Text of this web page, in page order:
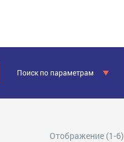
Поиск по параметрам
Отображение (1-6)